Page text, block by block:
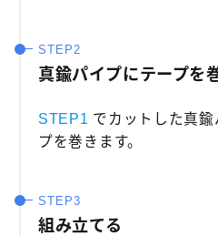
真鍮パイプにテープを
STEP1 でカットした真
プを巻きます。
組み立てる